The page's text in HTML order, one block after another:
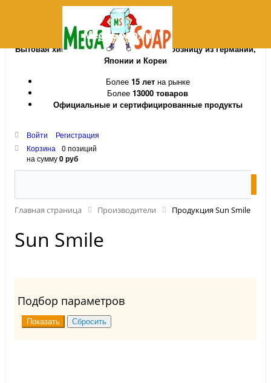
MegaSoap.ru
Бытовая химия и косметика оптом и в розницу из Германии,
Японии и Кореи
Более 15 летна рынке
Более 13000 товаров
Официальные и сертифицированные продукты
Войти
Регистрация
Корзина
0 позиций
на сумму0 руб
Главная страница Производители Продукция Sun Smile
Sun Smile
Подбор параметров